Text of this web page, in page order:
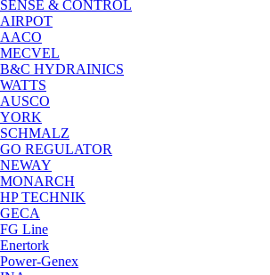
SENSE & CONTROL
AIRPOT
AACO
MECVEL
B&C HYDRAINICS
WATTS
AUSCO
YORK
SCHMALZ
GO REGULATOR
NEWAY
MONARCH
HP TECHNIK
GECA
FG Line
Enertork
Power-Genex